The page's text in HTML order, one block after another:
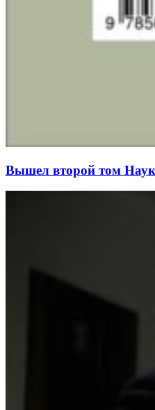
Вышел второй том